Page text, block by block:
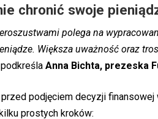
chronić swoje
polega na
Większa uważność oraz
Anna Bichta, prezeska
podjęciem decyzji
prostych kroków: